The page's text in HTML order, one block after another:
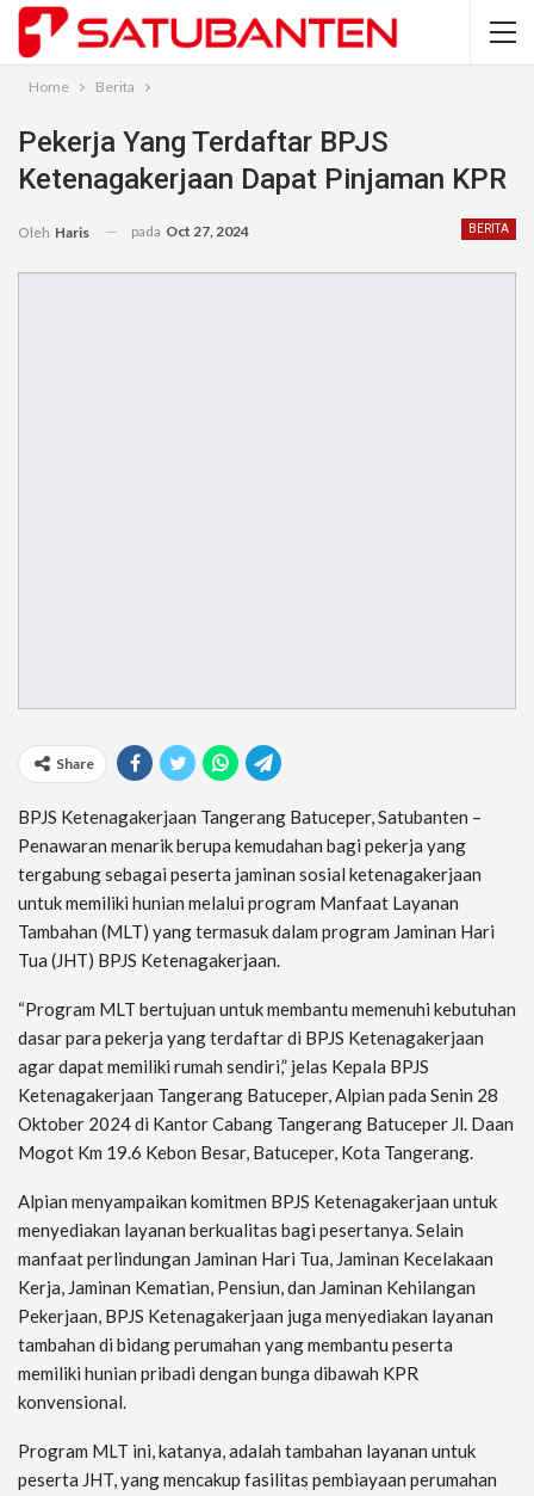
Home Berita
Pekerja Yang Terdaftar BPJS
Ketenagakerjaan Dapat Pinjaman KPR
BERITA
Oleh Haris pada Oct 27, 2024
Share
BPJS Ketenagakerjaan Tangerang Batuceper, Satubanten –
Penawaran menarik berupa kemudahan bagi pekerja yang
tergabung sebagai peserta jaminan sosial ketenagakerjaan
untuk memiliki hunian melalui program Manfaat Layanan
Tambahan (MLT) yang termasuk dalam program Jaminan Hari
Tua (JHT) BPJS Ketenagakerjaan.
“Program MLT bertujuan untuk membantu memenuhi kebutuhan
dasar para pekerja yang terdaftar di BPJS Ketenagakerjaan
agar dapat memiliki rumah sendiri,” jelas Kepala BPJS
Ketenagakerjaan Tangerang Batuceper, Alpian pada Senin 28
Oktober 2024 di Kantor Cabang Tangerang Batuceper Jl. Daan
Mogot Km 19.6 Kebon Besar, Batuceper, Kota Tangerang.
Alpian menyampaikan komitmen BPJS Ketenagakerjaan untuk
menyediakan layanan berkualitas bagi pesertanya. Selain
manfaat perlindungan Jaminan Hari Tua, Jaminan Kecelakaan
Kerja, Jaminan Kematian, Pensiun, dan Jaminan Kehilangan
Pekerjaan, BPJS Ketenagakerjaan juga menyediakan layanan
tambahan di bidang perumahan yang membantu peserta
memiliki hunian pribadi dengan bunga dibawah KPR
konvensional.
Program MLT ini, katanya, adalah tambahan layanan untuk
peserta JHT, yang mencakup fasilitas pembiayaan perumahan